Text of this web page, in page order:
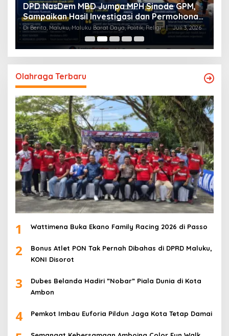
DPD NasDem MBD Jumpa MPH Sinode GPM,
Sampaikan Hasil Investigasi dan Permohonan
Maaf
Di Berita, Maluku, Maluku Barat Daya, Politik, Religi | Juli 3, 2026
Olahraga Terbaru
1 Wattimena Buka Ekano Family Racing 2026 di Passo
2
Bonus Atlet PON Tak Pernah Dibahas di DPRD Maluku,
KONI Disorot
3
Dubes Belanda Hadiri ”Nobar” Piala Dunia di Kota
Ambon
4 Pemkot Imbau Euforia Pildun Jaga Kota Tetap Damai